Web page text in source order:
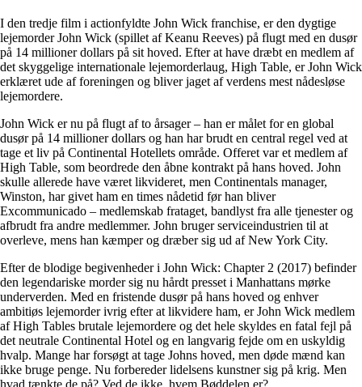
I den tredje film i actionfyldte John Wick franchise, er den dygtige
lejemorder John Wick (spillet af Keanu Reeves) på flugt med en dusør
på 14 millioner dollars på sit hoved. Efter at have dræbt en medlem af
det skyggelige internationale lejemorderlaug, High Table, er John Wick
erklæret ude af foreningen og bliver jaget af verdens mest nådesløse
lejemordere.
John Wick er nu på flugt af to årsager – han er målet for en global
dusør på 14 millioner dollars og han har brudt en central regel ved at
tage et liv på Continental Hotellets område. Offeret var et medlem af
High Table, som beordrede den åbne kontrakt på hans hoved. John
skulle allerede have været likvideret, men Continentals manager,
Winston, har givet ham en times nådetid før han bliver
Excommunicado – medlemskab frataget, bandlyst fra alle tjenester og
afbrudt fra andre medlemmer. John bruger serviceindustrien til at
overleve, mens han kæmper og dræber sig ud af New York City.
Efter de blodige begivenheder i John Wick: Chapter 2 (2017) befinder
den legendariske morder sig nu hårdt presset i Manhattans mørke
underverden. Med en fristende dusør på hans hoved og enhver
ambitiøs lejemorder ivrig efter at likvidere ham, er John Wick medlem
af High Tables brutale lejemordere og det hele skyldes en fatal fejl på
det neutrale Continental Hotel og en langvarig fejde om en uskyldig
hvalp. Mange har forsøgt at tage Johns hoved, men døde mænd kan
ikke bruge penge. Nu forbereder lidelsens kunstner sig på krig. Men
hvad tænkte de på? Ved de ikke, hvem Bøddelen er?